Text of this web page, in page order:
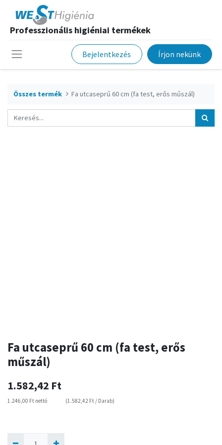
Professzionális higiéniai termékek
Bejelentkezés Írjon nekünk
Összes termék Fa utcaseprű 60 cm (fa test, erős műszál)
Fa utcaseprű 60 cm (fa test, erős
műszál)
1.582,42 Ft
1.246,00 Ft nettó (1.582,42 Ft / Darab)